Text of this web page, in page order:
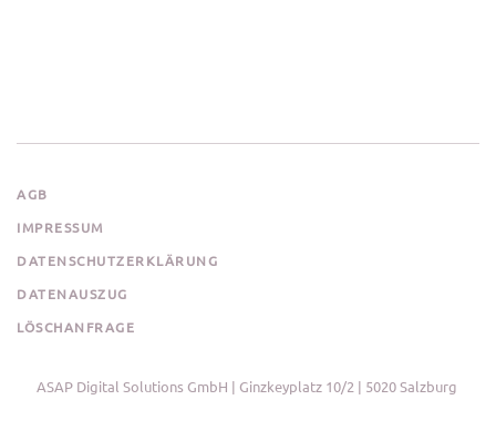
AGB
IMPRESSUM
DATENSCHUTZERKLÄRUNG
DATENAUSZUG
LÖSCHANFRAGE
ASAP Digital Solutions GmbH | Ginzkeyplatz 10/2 | 5020 Salzburg